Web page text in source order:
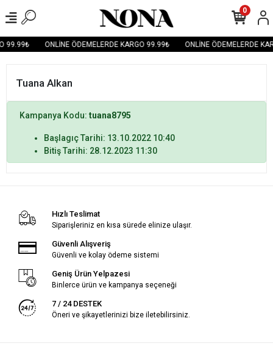
99.99₺ ONLİNE ÖDEMELERDE KARGO 99.99₺ ONLİNE ÖDEMELERDE
0
Tuana Alkan
Kampanya Kodu: tuana8795
Başlagıç Tarihi: 13.10.2022 10:40
Bitiş Tarihi: 28.12.2023 11:30
Hızlı Teslimat
Siparişleriniz en kısa sürede elinize ulaşır.
Güvenli Alışveriş
Güvenli ve kolay ödeme sistemi
Geniş Ürün Yelpazesi
Binlerce ürün ve kampanya seçeneği
7 / 24 DESTEK
Öneri ve şikayetlerinizi bize iletebilirsiniz.